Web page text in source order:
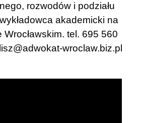
rozwodów i podziału
akademicki na
Wrocławskim. tel. 695 560
wroclaw.biz.pl